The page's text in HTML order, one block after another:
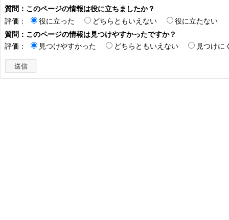
質問：このページの情報は役に立ちましたか？
評価：
役に立った どちらともいえない
役に立たない
質問：このページの情報は見つけやすかったですか？
評価：
見つけやすかった どちらともいえない 見つけに